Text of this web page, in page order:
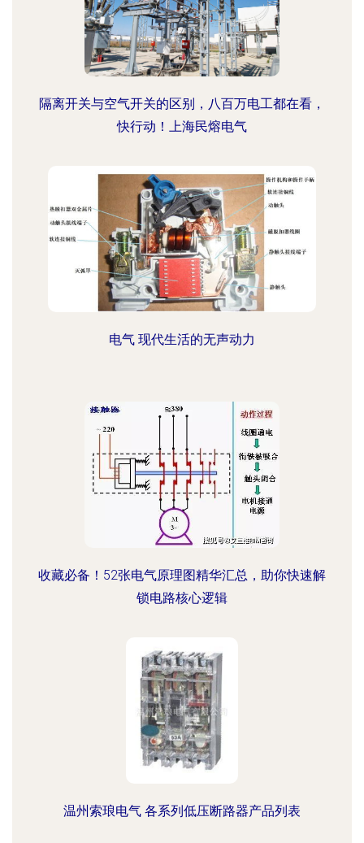
隔离开关与空气开关的区别，八百万电工都在看，
快行动！上海民熔电气
电气 现代生活的无声动力
收藏必备！52张电气原理图精华汇总，助你快速解
锁电路核心逻辑
温州索琅电气 各系列低压断路器产品列表